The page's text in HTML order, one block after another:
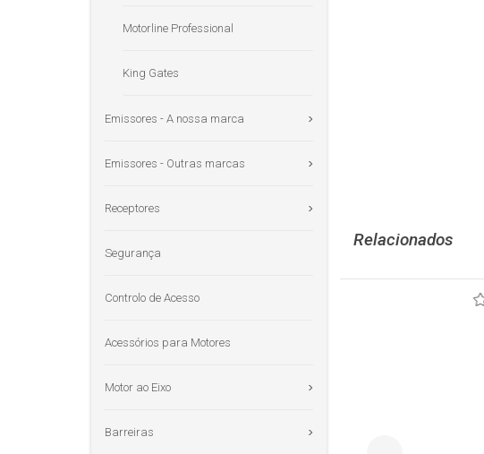
Motorline Professional
King Gates
Emissores - A nossa marca
Emissores - Outras marcas
Receptores
Segurança
Controlo de Acesso
Acessórios para Motores
Motor ao Eixo
Barreiras
Relacionados